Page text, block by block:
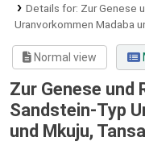
Details for: Zur Genese
Uranvorkommen Madaba
Normal view
Zur Genese und
Sandstein-Typ
und Mkuju,